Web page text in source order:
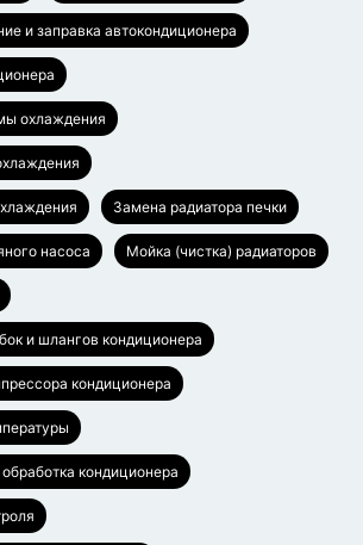
и заправка автокондиционера
охлаждения
Замена радиатора печки
насоса Мойка (чистка) радиаторов
и шлангов кондиционера
кондиционера
кондиционера